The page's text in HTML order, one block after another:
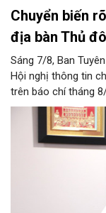
Chuyển biến
địa bàn Thủ đô
Sáng 7/8, Ban
Hội nghị thông tin
trên báo chí tháng
Trương Hải Long
hiện các giải pháp